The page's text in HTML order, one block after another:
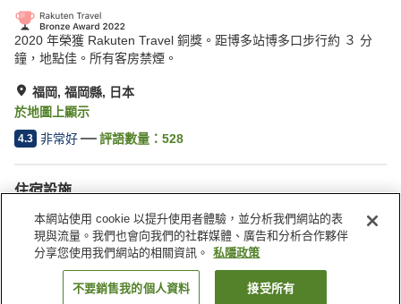
2020 年榮獲 Rakuten Travel 銅獎。距博多站博多口步行約 ３ 分
鐘，地點佳。所有客房禁煙。
福岡, 福岡縣, 日本
於地圖上顯示
4.3 非常好 評語數量： 528
住宿設施
停車場
水療/美容院
送遞服務
喚醒服務
日本 福岡縣
福岡
博多口站前 Via Inn 酒店（JR 西日本集團）
找客房
本網站使用 cookie 以提升使用者體驗，並分析我們網站的表
現與流量。我們也會向我們的社群媒體、廣告和分析合作夥伴
分享您使用我們網站的相關資訊。
私隱政策
不要銷售我的個人資料 接受所有